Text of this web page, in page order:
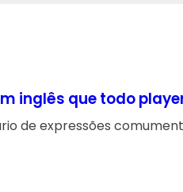
inglês que todo
de expressões